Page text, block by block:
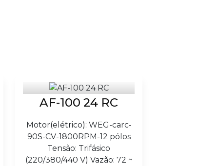
AF-100 24 RC
Motor(elétrico): WEG-carc-
90S-CV-1800RPM-12 pólos
Tensão: Trifásico
(220/380/440 V) Vazão: 72 ~